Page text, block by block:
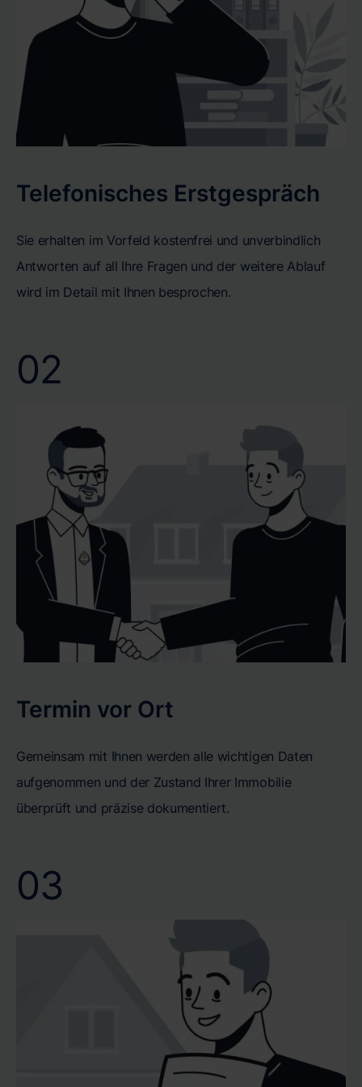
Telefonisches Erstgespräch
Sie erhalten im Vorfeld kostenfrei und unverbindlich
Antworten auf all Ihre Fragen und der weitere Ablauf
wird im Detail mit Ihnen besprochen.
02
Termin vor Ort
Gemeinsam mit Ihnen werden alle wichtigen Daten
aufgenommen und der Zustand Ihrer Immobilie
überprüft und präzise dokumentiert.
03